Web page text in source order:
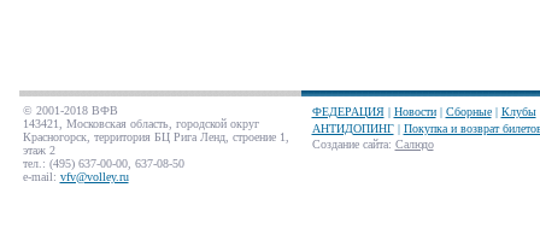
© 2001-2018 ВФВ
143421, Московская область, городской округ
Красногорск, территория БЦ Рига Ленд, строение 1,
этаж 2
тел.: (495) 637-00-00, 637-08-50
e-mail: vfv@volley.ru
ФЕДЕРАЦИЯ| Новости| Сборные| Клубы
АНТИДОПИНГ| Покупка и возврат
Создание сайта: Салюдо